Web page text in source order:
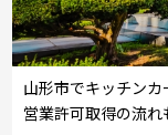
山形市でキッチンカ
営業許可取得の流れ